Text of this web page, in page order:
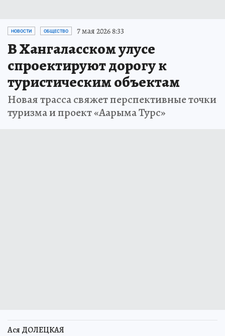
НОВОСТИ ОБЩЕСТВО 7 мая 2026 8:33
В Хангаласском улусе
спроектируют дорогу к
туристическим объектам
Новая трасса свяжет перспективные точки
туризма и проект «Аарыма Турс»
Ася ДОЛЕЦКАЯ